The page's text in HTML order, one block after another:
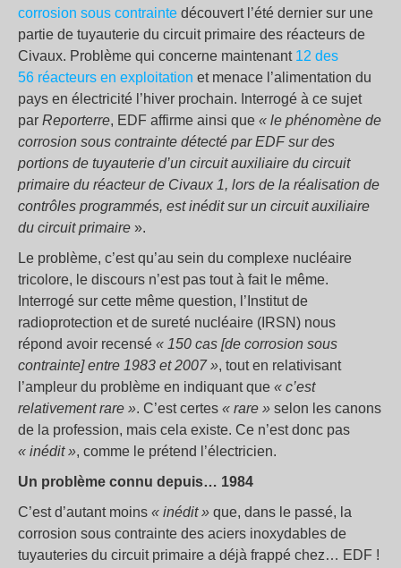
corrosion sous contrainte découvert l’été dernier sur une
partie de tuyauterie du circuit primaire des réacteurs de
Civaux. Problème qui concerne maintenant 12 des
56 réacteurs en exploitation et menace l’alimentation du
pays en électricité l’hiver prochain. Interrogé à ce sujet
par Reporterre, EDF affirme ainsi que « le phénomène de
corrosion sous contrainte détecté par EDF sur des
portions de tuyauterie d’un circuit auxiliaire du circuit
primaire du réacteur de Civaux 1, lors de la réalisation de
contrôles programmés, est inédit sur un circuit auxiliaire
du circuit primaire ».
Le problème, c’est qu’au sein du complexe nucléaire
tricolore, le discours n’est pas tout à fait le même.
Interrogé sur cette même question, l’Institut de
radioprotection et de sureté nucléaire (IRSN) nous
répond avoir recensé « 150 cas [de corrosion sous
contrainte] entre 1983 et 2007 », tout en relativisant
l’ampleur du problème en indiquant que « c’est
relativement rare ». C’est certes « rare » selon les canons
de la profession, mais cela existe. Ce n’est donc pas
« inédit », comme le prétend l’électricien.
Un problème connu depuis… 1984
C’est d’autant moins « inédit » que, dans le passé, la
corrosion sous contrainte des aciers inoxydables de
tuyauteries du circuit primaire a déjà frappé chez… EDF !